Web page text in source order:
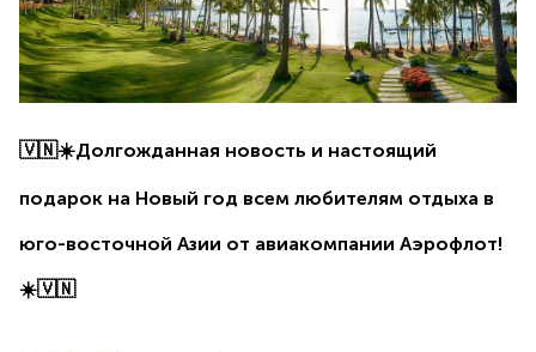
🇻🇳☀️Долгожданная новость и настоящий
подарок на Новый год всем любителям отдыха в
юго-восточной Азии от авиакомпании Аэрофлот!
☀️🇻🇳